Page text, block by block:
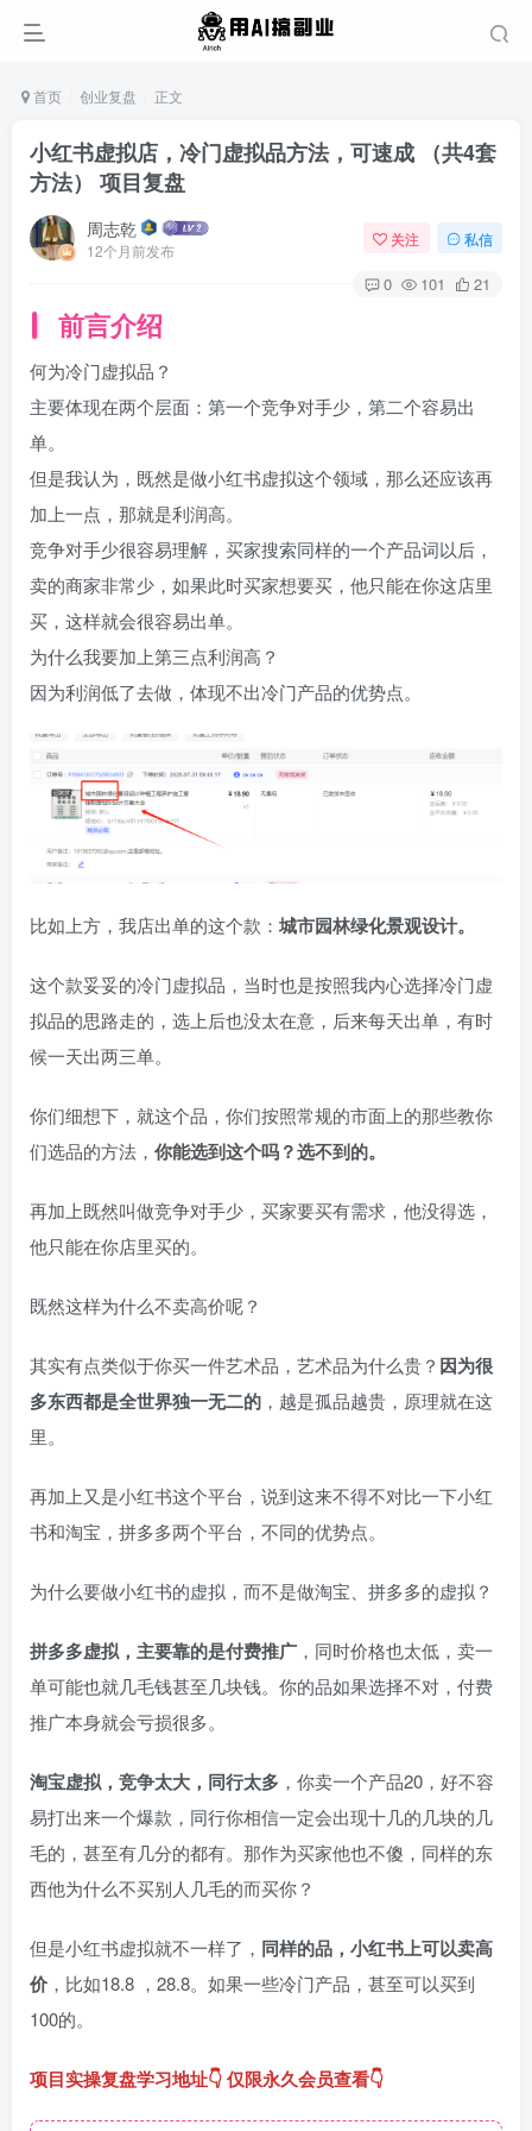
首页 创业复盘 正文
小红书虚拟店，冷门虚拟品方法，可速成 （共4套
方法） 项目复盘
周志乾
12个月前发布
关注 私信
0 101 21
前言介绍
何为冷门虚拟品？​
主要体现在两个层面：第一个竞争对手少，第二个容易出
单。​
但是我认为，既然是做小红书虚拟这个领域，那么还应该再
加上一点，那就是利润高。​
竞争对手少很容易理解，买家搜索同样的一个产品词以后，
卖的商家非常少，如果此时买家想要买，他只能在你这店里
买，这样就会很容易出单。​
为什么我要加上第三点利润高？​
因为利润低了去做，体现不出冷门产品的优势点。
比如上方，我店出单的这个款： 城市园林绿化景观设计。
这个款妥妥的冷门虚拟品，当时也是按照我内心选择冷门虚
拟品的思路走的，选上后也没太在意，后来每天出单，有时
候一天出两三单。
你们细想下，就这个品，你们按照常规的市面上的那些教你
们选品的方法， 你能选到这个吗？选不到的。
再加上既然叫做竞争对手少，买家要买有需求，他没得选，
他只能在你店里买的。
既然这样为什么不卖高价呢？
其实有点类似于你买一件艺术品，艺术品为什么贵？ 因为很
多东西都是全世界独一无二的 ，越是孤品越贵，原理就在这
里。
再加上又是小红书这个平台，说到这来不得不对比一下小红
书和淘宝，拼多多两个平台，不同的优势点。
为什么要做小红书的虚拟，而不是做淘宝、拼多多的虚拟？
拼多多虚拟，主要靠的是付费推广 ，同时价格也太低，卖一
单可能也就几毛钱甚至几块钱。你的品如果选择不对，付费
推广本身就会亏损很多。
淘宝虚拟，竞争太大，同行太多 ，你卖一个产品20，好不容
易打出来一个爆款，同行你相信一定会出现十几的几块的几
毛的，甚至有几分的都有。那作为买家他也不傻，同样的东
西他为什么不买别人几毛的而买你？
但是小红书虚拟就不一样了， 同样的品，小红书上可以卖高
价 ，比如18.8 ，28.8。如果一些冷门产品，甚至可以买到
100的。
项目实操复盘学习地址👇 仅限永久会员查看👇